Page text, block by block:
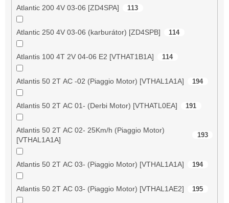
Atlantic 200 4V 03-06 [ZD4SPA] 113
Atlantic 250 4V 03-06 (karburátor) [ZD4SPB] 114
Atlantis 100 4T 2V 04-06 E2 [VTHAT1B1A] 114
Atlantis 50 2T AC -02 (Piaggio Motor) [VTHAL1A1A] 194
Atlantis 50 2T AC 01- (Derbi Motor) [VTHATL0EA] 191
Atlantis 50 2T AC 02- 25Km/h (Piaggio Motor)
[VTHAL1A1A]
193
Atlantis 50 2T AC 03- (Piaggio Motor) [VTHAL1A1A] 194
Atlantis 50 2T AC 03- (Piaggio Motor) [VTHAL1AE2] 195